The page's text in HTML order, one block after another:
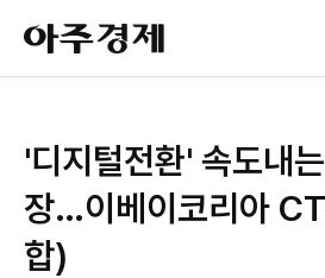
아
주
경
'디지털전환' 속도내
장…이베이코리아
합)